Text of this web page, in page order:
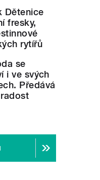
Dětenice
fresky,
rytířů
se
i ve svých
Předává